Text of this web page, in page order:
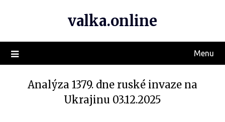
valka.online
Menu
Analýza 1379. dne ruské invaze na
Ukrajinu 03.12.2025